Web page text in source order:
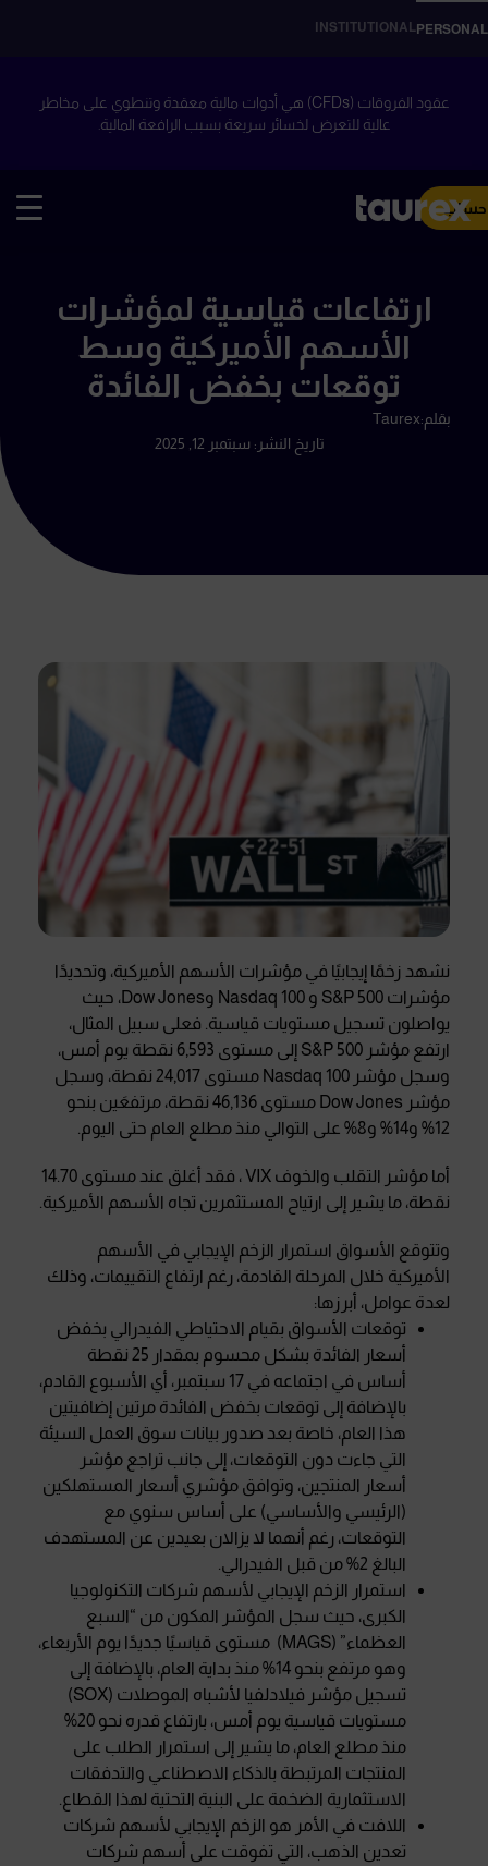
PERSONAL
INSTITUTIONAL
عقود الفروقات (CFDs) هي أدوات مالية معقدة وتنطوي على مخاطر
عالية للتعرض لخسائر سريعة بسبب الرافعة المالية.
حساب
ارتفاعات قياسية لمؤشرات
الأسهم الأميركية وسط
توقعات بخفض الفائدة
بقلم:Taurex
تاريخ النشر: سبتمبر 12, 2025
نشهد زخمًا إيجابيًا في مؤشرات الأسهم الأميركية، وتحديدًا
مؤشرات S&P 500 و Nasdaq 100 وDow Jones، حيث
يواصلون تسجيل مستويات قياسية. فعلى سبيل المثال،
ارتفع مؤشر S&P 500 إلى مستوى 6,593 نقطة يوم أمس،
وسجل مؤشر Nasdaq 100 مستوى 24,017 نقطة، وسجل
مؤشر Dow Jones مستوى 46,136 نقطة، مرتفعَين بنحو
12% و14% و8% على التوالي منذ مطلع العام حتى اليوم.
أما مؤشر التقلب والخوف VIX ، فقد أغلق عند مستوى 14.70
نقطة، ما يشير إلى ارتياح المستثمرين تجاه الأسهم الأميركية.
وتتوقع الأسواق استمرار الزخم الإيجابي في الأسهم
الأميركية خلال المرحلة القادمة، رغم ارتفاع التقييمات، وذلك
لعدة عوامل، أبرزها:
توقعات الأسواق بقيام الاحتياطي الفيدرالي بخفض
أسعار الفائدة بشكل محسوم بمقدار 25 نقطة
أساس في اجتماعه في 17 سبتمبر، أي الأسبوع القادم،
بالإضافة إلى توقعات بخفض الفائدة مرتين إضافيتين
هذا العام، خاصة بعد صدور بيانات سوق العمل السيئة
التي جاءت دون التوقعات، إلى جانب تراجع مؤشر
أسعار المنتجين، وتوافق مؤشري أسعار المستهلكين
(الرئيسي والأساسي) على أساس سنوي مع
التوقعات، رغم أنهما لا يزالان بعيدين عن المستهدف
البالغ 2% من قبل الفيدرالي.
استمرار الزخم الإيجابي لأسهم شركات التكنولوجيا
الكبرى، حيث سجل المؤشر المكون من “السبع
العظماء” (MAGS) مستوى قياسيًا جديدًا يوم الأربعاء،
وهو مرتفع بنحو 14% منذ بداية العام، بالإضافة إلى
تسجيل مؤشر فيلادلفيا لأشباه الموصلات (SOX)
مستويات قياسية يوم أمس، بارتفاع قدره نحو 20%
منذ مطلع العام، ما يشير إلى استمرار الطلب على
المنتجات المرتبطة بالذكاء الاصطناعي والتدفقات
الاستثمارية الضخمة على البنية التحتية لهذا القطاع.
اللافت في الأمر هو الزخم الإيجابي لأسهم شركات
تعدين الذهب، التي تفوقت على أسهم شركات